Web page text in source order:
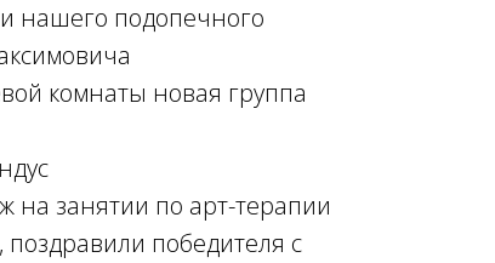
нашего подопечного
комнаты новая группа
на занятии по арт-терапии
поздравили победителя с